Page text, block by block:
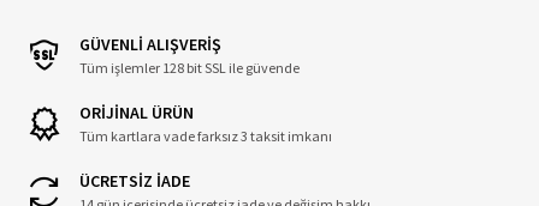
GÜVENLİ ALIŞVERİŞ
Tüm işlemler 128 bit SSL ile güvende
ORİJİNAL ÜRÜN
Tüm kartlara vade farksız 3 taksit imkanı
ÜCRETSİZ İADE